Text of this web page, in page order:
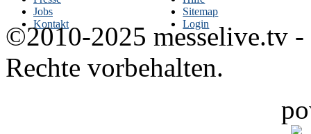
Jobs
Kontakt
Sitemap
Login
©2010-2025 messelive.tv -
Rechte vorbehalten.